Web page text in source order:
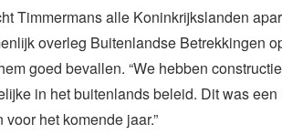
Timmermans alle Koninkrijkslanden
overleg Buitenlandse Betrekkingen
goed bevallen. “We hebben
in het buitenlands beleid. Dit was
het komende jaar.”